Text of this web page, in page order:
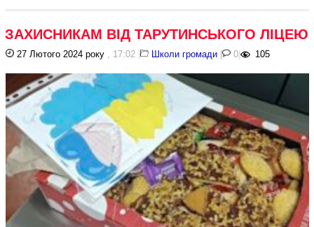
ЗАХИСНИКАМ ВІД ТАРУТИНСЬКОГО ЛІЦЕЮ
27 Лютого 2024 року , 17:02 | Школи громади | 0 | 105